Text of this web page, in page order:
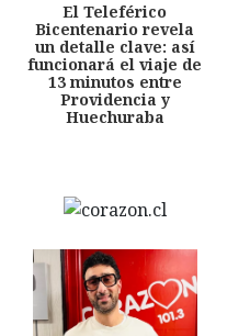
El Teleférico
Bicentenario revela
un detalle clave: así
funcionará el viaje de
13 minutos entre
Providencia y
Huechuraba